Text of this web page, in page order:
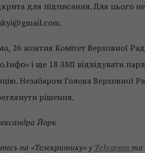
для підписання. Для цього
26 жовтня Комітет Верховної
і ще 18 ЗМІ відвідувати
Незабаром Голова Верховної
рішення.
Йорк
на «Телекритику» у Telegram та